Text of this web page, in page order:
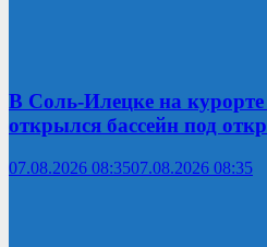
В Соль-Илецке на
открылся бассейн под
07.08.2026 08:3507.08.2026 08:35